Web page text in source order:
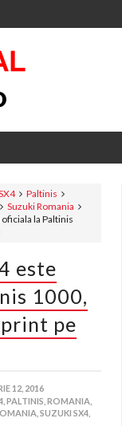
Paltinis
Suzuki Romania
la Paltinis
este
1000,
pe
12, 2016
PALTINIS, ROMANIA,
SUZUKI SX4,